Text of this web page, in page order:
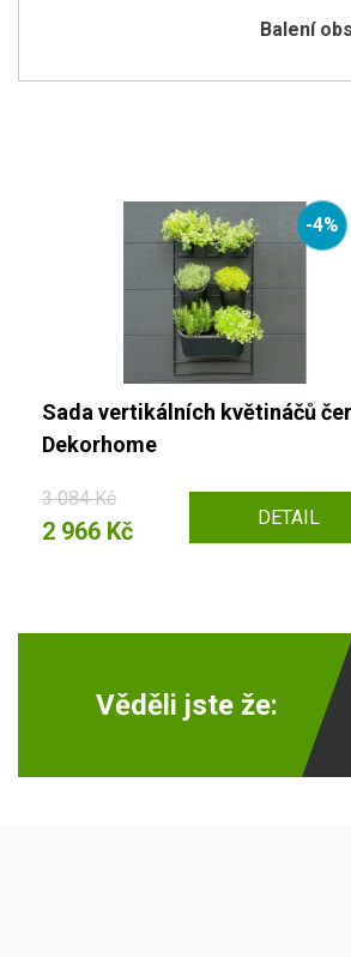
Balení
-4%
Sada vertikálních květináčů
Dekorhome
3 084 Kč
2 966 Kč DETAIL
Věděli jste že: